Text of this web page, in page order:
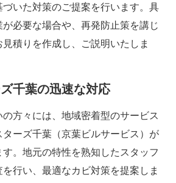
いた対策のご提案を行います。具
必要な場合や、再発防止策を講じ
積りを作成し、ご説明いたしま
千葉の迅速な対応
方々には、地域密着型のサービス
ターズ千葉（京葉ビルサービス）が
。地元の特性を熟知したスタッフ
行い、最適なカビ対策を提案しま